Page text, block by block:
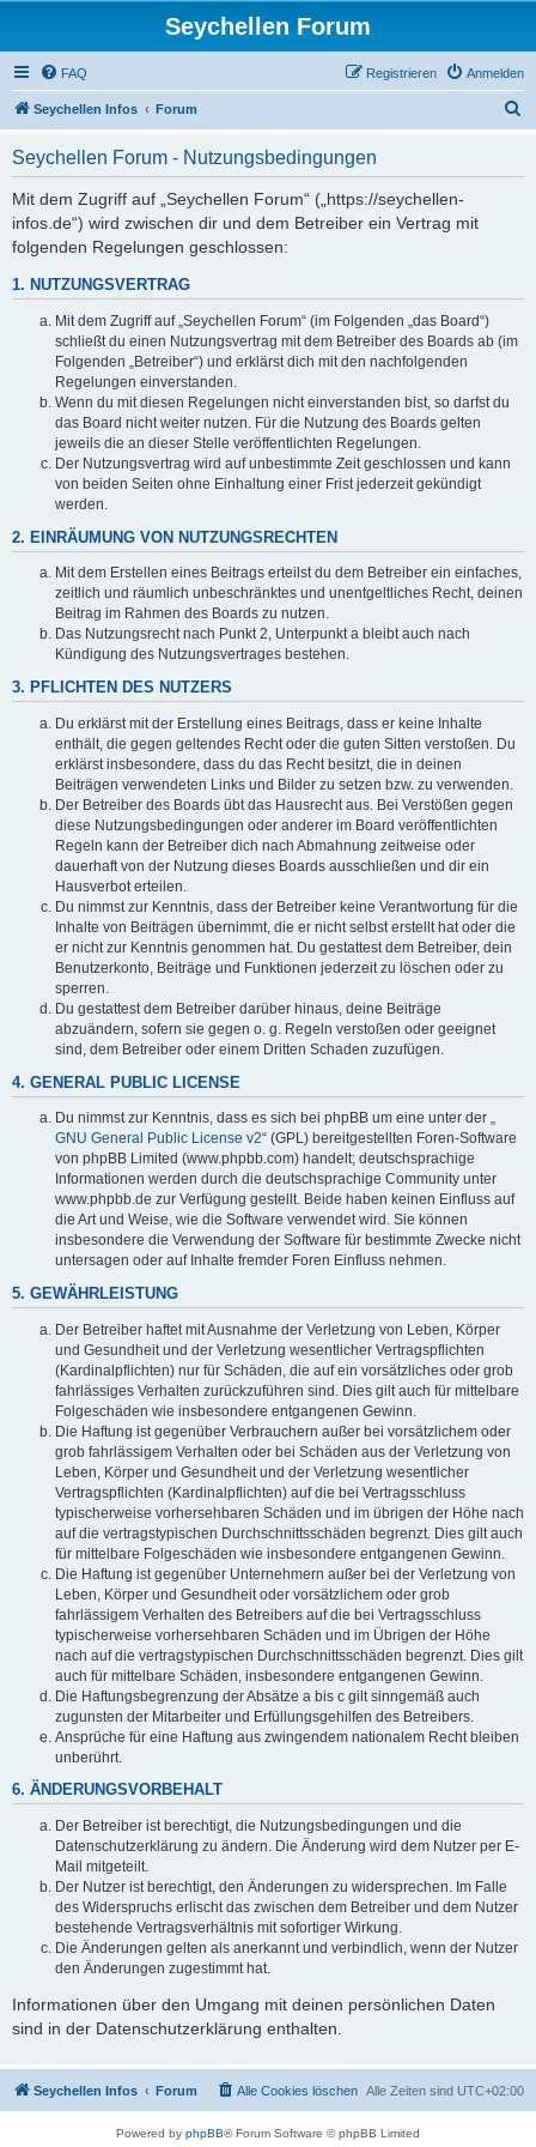
Seychellen Forum
FAQ Anmelden
Registrieren
Seychellen Infos Forum
Seychellen Forum - Nutzungsbedingungen
Mit dem Zugriff auf „Seychellen Forum“ („https://seychellen-
infos.de“) wird zwischen dir und dem Betreiber ein Vertrag mit
folgenden Regelungen geschlossen:
1. NUTZUNGSVERTRAG
Mit dem Zugriff auf „Seychellen Forum“ (im Folgenden „das Board“)
schließt du einen Nutzungsvertrag mit dem Betreiber des Boards ab (im
Folgenden „Betreiber“) und erklärst dich mit den nachfolgenden
Regelungen einverstanden.
Wenn du mit diesen Regelungen nicht einverstanden bist, so darfst du
das Board nicht weiter nutzen. Für die Nutzung des Boards gelten
jeweils die an dieser Stelle veröffentlichten Regelungen.
Der Nutzungsvertrag wird auf unbestimmte Zeit geschlossen und kann
von beiden Seiten ohne Einhaltung einer Frist jederzeit gekündigt
werden.
2. EINRÄUMUNG VON NUTZUNGSRECHTEN
Mit dem Erstellen eines Beitrags erteilst du dem Betreiber ein einfaches,
zeitlich und räumlich unbeschränktes und unentgeltliches Recht, deinen
Beitrag im Rahmen des Boards zu nutzen.
Das Nutzungsrecht nach Punkt 2, Unterpunkt a bleibt auch nach
Kündigung des Nutzungsvertrages bestehen.
3. PFLICHTEN DES NUTZERS
Du erklärst mit der Erstellung eines Beitrags, dass er keine Inhalte
enthält, die gegen geltendes Recht oder die guten Sitten verstoßen. Du
erklärst insbesondere, dass du das Recht besitzt, die in deinen
Beiträgen verwendeten Links und Bilder zu setzen bzw. zu verwenden.
Der Betreiber des Boards übt das Hausrecht aus. Bei Verstößen gegen
diese Nutzungsbedingungen oder anderer im Board veröffentlichten
Regeln kann der Betreiber dich nach Abmahnung zeitweise oder
dauerhaft von der Nutzung dieses Boards ausschließen und dir ein
Hausverbot erteilen.
Du nimmst zur Kenntnis, dass der Betreiber keine Verantwortung für die
Inhalte von Beiträgen übernimmt, die er nicht selbst erstellt hat oder die
er nicht zur Kenntnis genommen hat. Du gestattest dem Betreiber, dein
Benutzerkonto, Beiträge und Funktionen jederzeit zu löschen oder zu
sperren.
Du gestattest dem Betreiber darüber hinaus, deine Beiträge
abzuändern, sofern sie gegen o. g. Regeln verstoßen oder geeignet
sind, dem Betreiber oder einem Dritten Schaden zuzufügen.
4. GENERAL PUBLIC LICENSE
Du nimmst zur Kenntnis, dass es sich bei phpBB um eine unter der „
GNU General Public License v2“ (GPL) bereitgestellten Foren-Software
von phpBB Limited (www.phpbb.com) handelt; deutschsprachige
Informationen werden durch die deutschsprachige Community unter
www.phpbb.de zur Verfügung gestellt. Beide haben keinen Einfluss auf
die Art und Weise, wie die Software verwendet wird. Sie können
insbesondere die Verwendung der Software für bestimmte Zwecke nicht
untersagen oder auf Inhalte fremder Foren Einfluss nehmen.
5. GEWÄHRLEISTUNG
Der Betreiber haftet mit Ausnahme der Verletzung von Leben, Körper
und Gesundheit und der Verletzung wesentlicher Vertragspflichten
(Kardinalpflichten) nur für Schäden, die auf ein vorsätzliches oder grob
fahrlässiges Verhalten zurückzuführen sind. Dies gilt auch für mittelbare
Folgeschäden wie insbesondere entgangenen Gewinn.
Die Haftung ist gegenüber Verbrauchern außer bei vorsätzlichem oder
grob fahrlässigem Verhalten oder bei Schäden aus der Verletzung von
Leben, Körper und Gesundheit und der Verletzung wesentlicher
Vertragspflichten (Kardinalpflichten) auf die bei Vertragsschluss
typischerweise vorhersehbaren Schäden und im übrigen der Höhe nach
auf die vertragstypischen Durchschnittsschäden begrenzt. Dies gilt auch
für mittelbare Folgeschäden wie insbesondere entgangenen Gewinn.
Die Haftung ist gegenüber Unternehmern außer bei der Verletzung von
Leben, Körper und Gesundheit oder vorsätzlichem oder grob
fahrlässigem Verhalten des Betreibers auf die bei Vertragsschluss
typischerweise vorhersehbaren Schäden und im Übrigen der Höhe
nach auf die vertragstypischen Durchschnittsschäden begrenzt. Dies gilt
auch für mittelbare Schäden, insbesondere entgangenen Gewinn.
Die Haftungsbegrenzung der Absätze a bis c gilt sinngemäß auch
zugunsten der Mitarbeiter und Erfüllungsgehilfen des Betreibers.
Ansprüche für eine Haftung aus zwingendem nationalem Recht bleiben
unberührt.
6. ÄNDERUNGSVORBEHALT
Der Betreiber ist berechtigt, die Nutzungsbedingungen und die
Datenschutzerklärung zu ändern. Die Änderung wird dem Nutzer per E-
Mail mitgeteilt.
Der Nutzer ist berechtigt, den Änderungen zu widersprechen. Im Falle
des Widerspruchs erlischt das zwischen dem Betreiber und dem Nutzer
bestehende Vertragsverhältnis mit sofortiger Wirkung.
Die Änderungen gelten als anerkannt und verbindlich, wenn der Nutzer
den Änderungen zugestimmt hat.
Informationen über den Umgang mit deinen persönlichen Daten
sind in der Datenschutzerklärung enthalten.
Seychellen Infos Forum Alle Zeiten sind UTC+02:00
Alle Cookies löschen
Powered by phpBB® Forum Software © phpBB Limited